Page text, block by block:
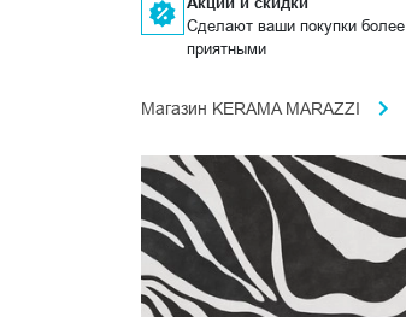
Сделают ваши покупки более
приятными
Магазин KERAMA MARAZZI